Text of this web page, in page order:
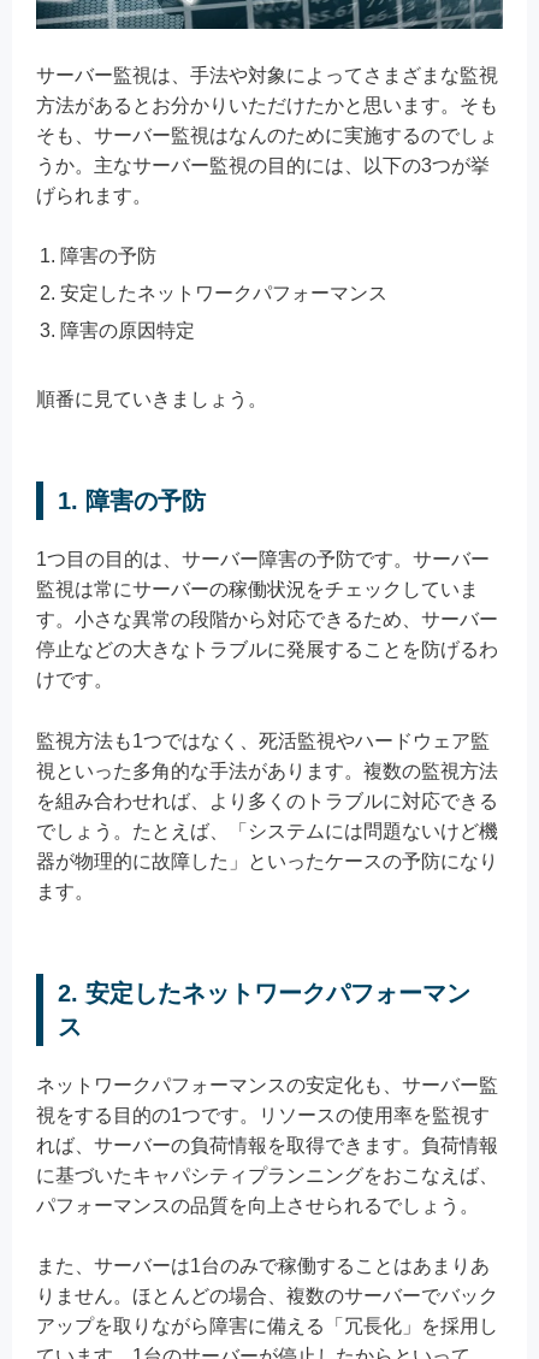
サーバー監視は、手法や対象によってさまざまな監視
方法があるとお分かりいただけたかと思います。そも
そも、サーバー監視はなんのために実施するのでしょ
うか。主なサーバー監視の目的には、以下の3つが挙
げられます。
障害の予防
安定したネットワークパフォーマンス
障害の原因特定
順番に見ていきましょう。
1. 障害の予防
1つ目の目的は、サーバー障害の予防です。サーバー
監視は常にサーバーの稼働状況をチェックしていま
す。小さな異常の段階から対応できるため、サーバー
停止などの大きなトラブルに発展することを防げるわ
けです。
監視方法も1つではなく、死活監視やハードウェア監
視といった多角的な手法があります。複数の監視方法
を組み合わせれば、より多くのトラブルに対応できる
でしょう。たとえば、「システムには問題ないけど機
器が物理的に故障した」といったケースの予防になり
ます。
2. 安定したネットワークパフォーマン
ス
ネットワークパフォーマンスの安定化も、サーバー監
視をする目的の1つです。リソースの使用率を監視す
れば、サーバーの負荷情報を取得できます。負荷情報
に基づいたキャパシティプランニングをおこなえば、
パフォーマンスの品質を向上させられるでしょう。
また、サーバーは1台のみで稼働することはあまりあ
りません。ほとんどの場合、複数のサーバーでバック
アップを取りながら障害に備える「冗長化」を採用し